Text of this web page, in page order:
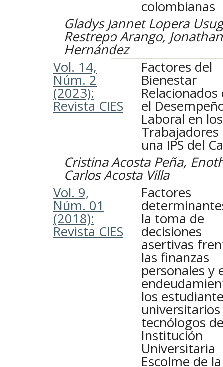
colombianas
Gladys Jannet Lopera
Restrepo Arango,
Hernández
Vol. 14,
Núm. 2
(2023):
Revista CIES
Factores del
Bienestar
Relacionados
el
Laboral en los
Trabajadores
una IPS del
Cristina Acosta Peña,
Carlos Acosta Villa
Vol. 9,
Núm. 01
(2018):
Revista CIES
Factores
la toma de
decisiones
asertivas
las finanzas
personales y
los
universitarios
tecnólogos
Institución
Universitaria
Escolme de la